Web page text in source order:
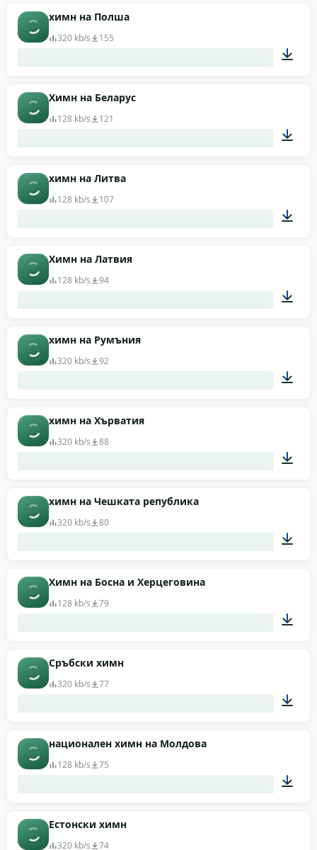
химн на Полша
320 kb/s 155
Химн на Беларус
128 kb/s 121
химн на Литва
128 kb/s 107
Химн на Латвия
128 kb/s 94
химн на Румъния
320 kb/s 92
химн на Хърватия
320 kb/s 88
химн на Чешката република
320 kb/s 80
Химн на Босна и Херцеговина
128 kb/s 79
Сръбски химн
320 kb/s 77
национален химн на Молдова
128 kb/s 75
Естонски химн
320 kb/s 74